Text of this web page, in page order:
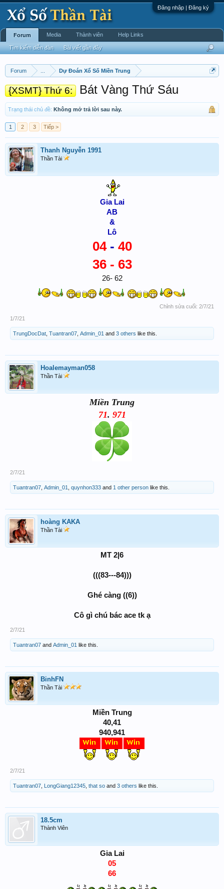
Đăng nhập | Đăng ký
Forum Dự Đoán Xổ Số Miền Trung
{XSMT} Thứ 6: Bát Vàng Thứ Sáu
Trạng thái chủ đề: Không mở trả lời sau này.
1 2 3 Tiếp >
Thanh Nguyễn 1991
Thần Tài
Gia Lai
AB
&
Lô
04 - 40
36 - 63
26- 62
Chỉnh sửa cuối: 2/7/21
1/7/21
TrungDocDat Tuantran07 Admin_01 and 3 others like this.
Hoalemayman058
Thần Tài
Miền Trung
71. 971
2/7/21
Tuantran07 Admin_01 quynhon333 and 1 other person like this.
hoàng KAKA
Thần Tài
MT 2|6
(((83---84)))
Ghé càng ((6))
Cô gì chú bác ace tk ạ
2/7/21
Tuantran07 and Admin_01 like this.
BinhFN
Thần Tài
Miền Trung
40,41
940,941
2/7/21
Tuantran07 LongGiang12345 that so and 3 others like this.
18.5cm
Thành Viên
Gia Lai
05
66
Forum
Tìm kiếm diễn đàn Bài viết gần đây
Media Thành viên Help Links